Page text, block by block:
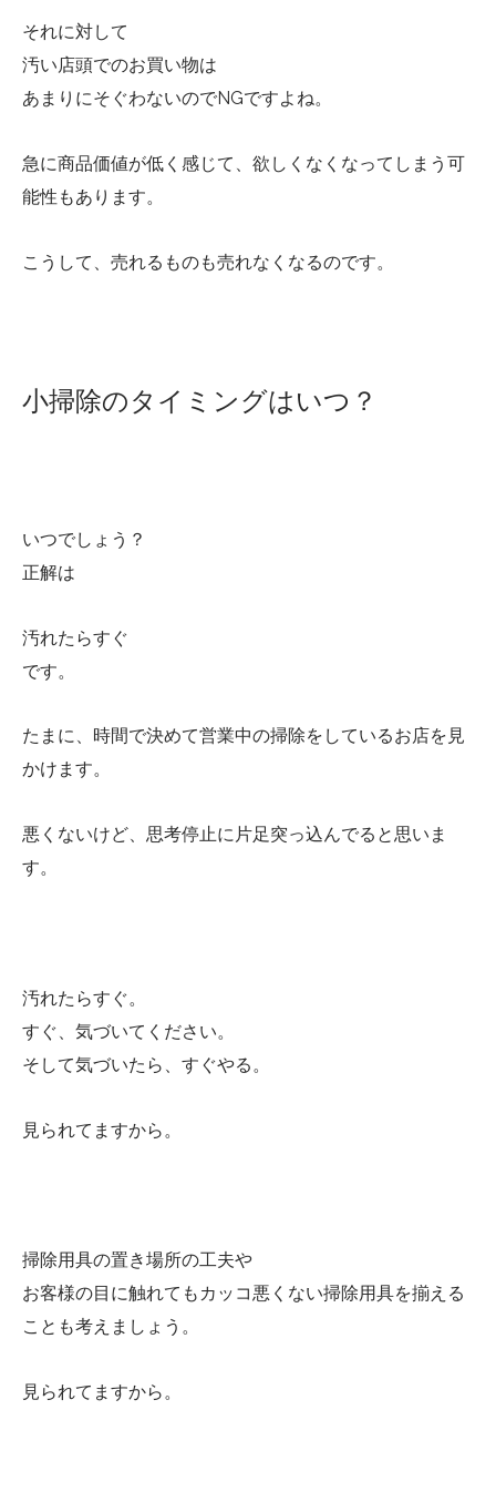
それに対して
汚い店頭でのお買い物は
あまりにそぐわないのでNGですよね。
急に商品価値が低く感じて、欲しくなくなってしまう可
能性もあります。
こうして、売れるものも売れなくなるのです。
小掃除のタイミングはいつ？
いつでしょう？
正解は
汚れたらすぐ
です。
たまに、時間で決めて営業中の掃除をしているお店を見
かけます。
悪くないけど、思考停止に片足突っ込んでると思いま
す。
汚れたらすぐ。
すぐ、気づいてください。
そして気づいたら、すぐやる。
見られてますから。
掃除用具の置き場所の工夫や
お客様の目に触れてもカッコ悪くない掃除用具を揃える
ことも考えましょう。
見られてますから。